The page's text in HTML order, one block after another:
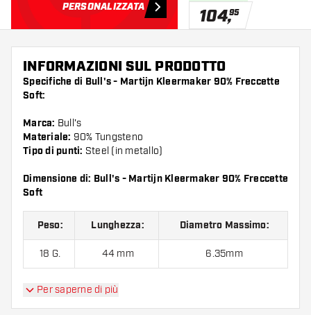
PERSONALIZZATA 104,95
INFORMAZIONI SUL PRODOTTO
Specifiche di Bull's - Martijn Kleermaker 90% Freccette
Soft:
Marca: Bull's
Materiale: 90% Tungsteno
Tipo di punti: Steel (in metallo)
Dimensione di: Bull's - Martijn Kleermaker 90% Freccette
Soft
Peso: Lunghezza: Diametro Massimo:
18 G. 44 mm 6.35mm
Per saperne di più